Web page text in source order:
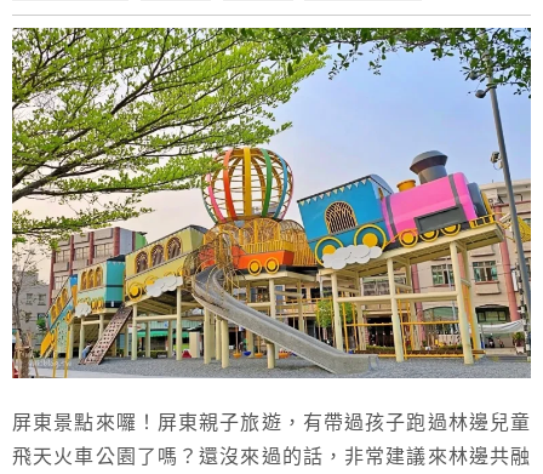
屏東景點來囉！屏東親子旅遊，有帶過孩子跑過林邊兒童
飛天火車公園了嗎？還沒來過的話，非常建議來林邊共融